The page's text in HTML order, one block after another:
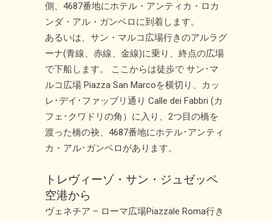
側、4687番地にホテル・アンティカ・ロカ
ンダ・アル・ガンベロに到着します。
あるいは、サン・マルコ広場行きのアルラグ
ーナ(青線、赤線、金線)に乗り、終点の広場
で下船します。 ここからは徒歩で サン･マ
ルコ広場 Piazza San Marcoを横切り、カッ
レ･デイ･ファッブリ通り Calle dei Fabbri (カ
フェ･クワドリの角）に入り、2つ目の橋を
渡った橋の袂、4687番地にホテル･アンティ
カ・アル･ガンベロがあります。
トレヴィーゾ・サン・ジュゼッペ
空港から
ヴェネチア – ローマ広場Piazzale Roma行き